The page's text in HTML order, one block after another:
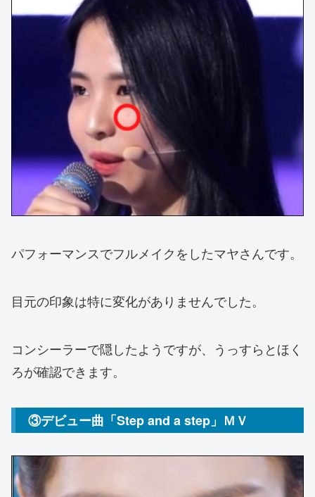
パフォーマンスでフルメイクをしたマヤさんです。
目元の印象は特に変化がありませんでした。
コンシーラーで隠したようですが、うっすらとほく
ろが確認できます。
③デビュー曲「Step and a step」ＭＶ